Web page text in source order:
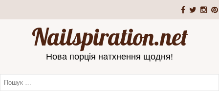
Nailspiration.net
Нова порція натхнення щодня!